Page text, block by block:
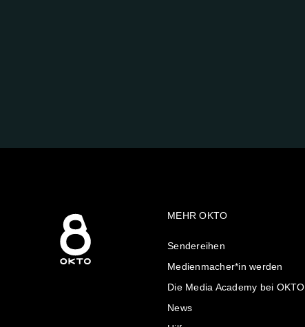
MEHR OKTO
Sendereihen
Medienmacher*in werden
Die Media Academy bei OKTO
News